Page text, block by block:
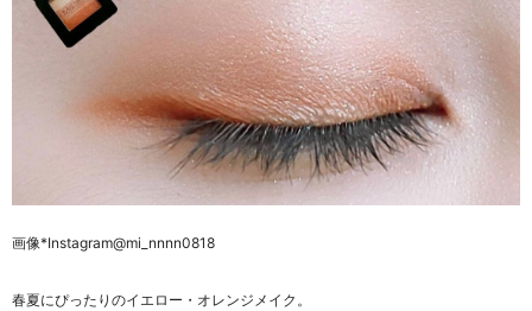
画像*Instagram@mi_nnnn0818
春夏にぴったりのイエロー・オレンジメイク。